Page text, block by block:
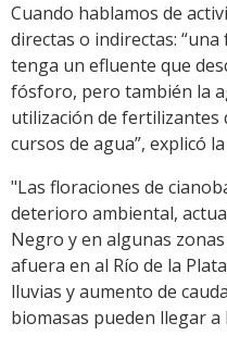
Cuando hablamos de
directas o indirectas:
tenga un efluente que
fósforo, pero también la
utilización de fertilizantes
cursos de agua”, explicó
"Las floraciones de
deterioro ambiental,
Negro y en algunas
afuera en al Río de la
lluvias y aumento de
biomasas pueden llegar a